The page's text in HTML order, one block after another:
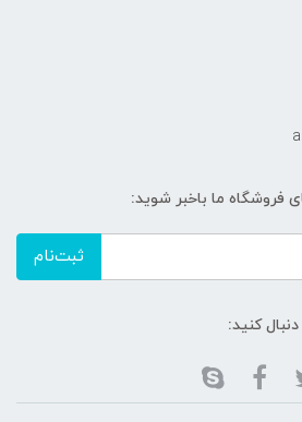
فروشگاه ما باخبر شوید:
ثبت‌نام
کنید: